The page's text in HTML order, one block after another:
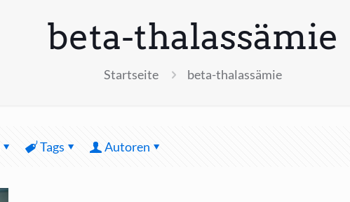
beta-thalassämie
Startseite beta-thalassämie
Tags Autoren